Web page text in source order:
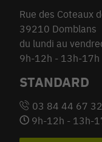
Rue des Coteaux
39210 Domblans
du lundi au
9h-12h - 13h-17h
STANDARD
03 84 44 67 32
9h-12h - 13h-